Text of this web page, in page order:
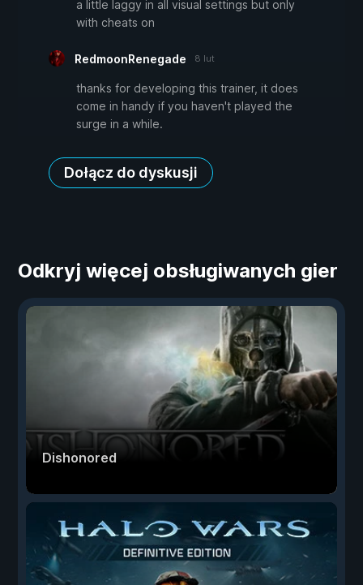
a little laggy in all visual settings but only
with cheats on
RedmoonRenegade 8 lut
thanks for developing this trainer, it does
come in handy if you haven't played the
surge in a while.
Dołącz do dyskusji
Odkryj więcej obsługiwanych gier
Dishonored